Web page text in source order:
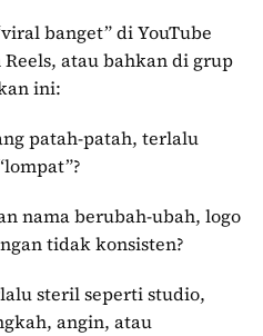
banget” di YouTube
atau bahkan di grup
ini:
patah-patah, terlalu
nama berubah-ubah, logo
tidak konsisten?
steril seperti studio,
angin, atau